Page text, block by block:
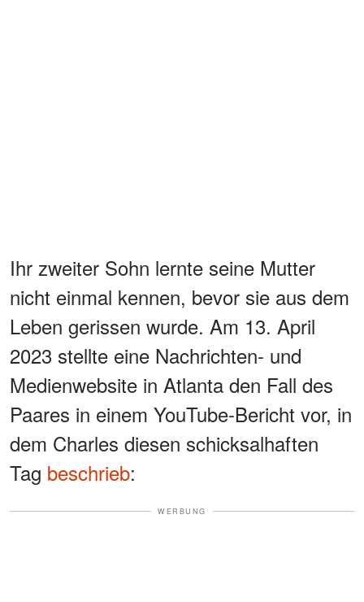
Ihr zweiter Sohn lernte seine Mutter
nicht einmal kennen, bevor sie aus dem
Leben gerissen wurde. Am 13. April
2023 stellte eine Nachrichten- und
Medienwebsite in Atlanta den Fall des
Paares in einem YouTube-Bericht vor, in
dem Charles diesen schicksalhaften
Tag beschrieb:
WERBUNG